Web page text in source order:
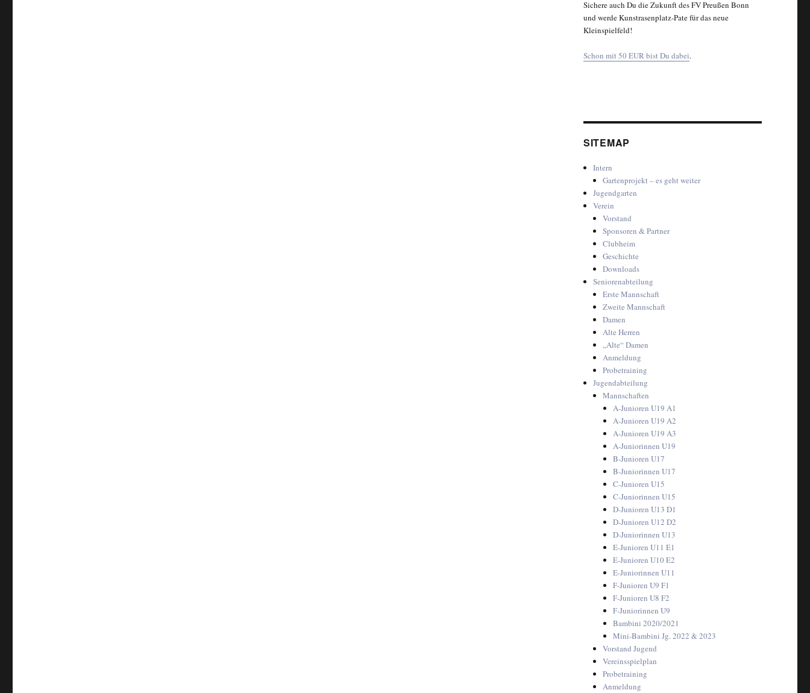
Sichere auch Du die Zukunft des FV Preußen Bonn
und werde Kunstrasenplatz-Pate für das neue
Kleinspielfeld!
Schon mit 50 EUR bist Du dabei.
SITEMAP
Intern
Gartenprojekt – es geht weiter
Jugendgarten
Verein
Vorstand
Sponsoren & Partner
Clubheim
Geschichte
Downloads
Seniorenabteilung
Erste Mannschaft
Zweite Mannschaft
Damen
Alte Herren
„Alte“ Damen
Anmeldung
Probetraining
Jugendabteilung
Mannschaften
A-Junioren U19 A1
A-Junioren U19 A2
A-Junioren U19 A3
A-Juniorinnen U19
B-Junioren U17
B-Juniorinnen U17
C-Junioren U15
C-Juniorinnen U15
D-Junioren U13 D1
D-Junioren U12 D2
D-Juniorinnen U13
E-Junioren U11 E1
E-Junioren U10 E2
E-Juniorinnen U11
F-Junioren U9 F1
F-Junioren U8 F2
F-Juniorinnen U9
Bambini 2020/2021
Mini-Bambini Jg. 2022 & 2023
Vorstand Jugend
Vereinsspielplan
Probetraining
Anmeldung